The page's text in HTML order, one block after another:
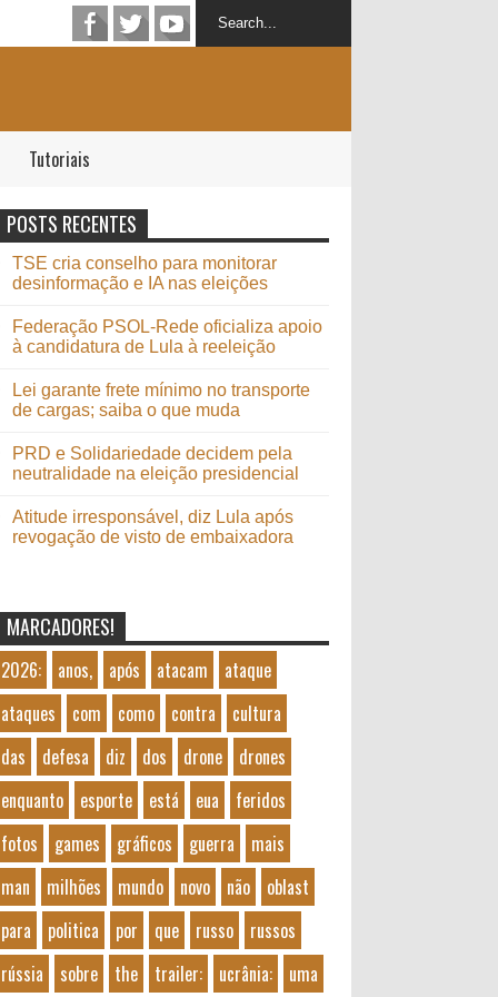
Tutoriais
POSTS RECENTES
TSE cria conselho para monitorar
desinformação e IA nas eleições
Federação PSOL-Rede oficializa apoio
à candidatura de Lula à reeleição
Lei garante frete mínimo no transporte
de cargas; saiba o que muda
PRD e Solidariedade decidem pela
neutralidade na eleição presidencial
Atitude irresponsável, diz Lula após
revogação de visto de embaixadora
MARCADORES!
2026: anos, após atacam
ataque
ataques
com como contra
cultura
das
defesa diz dos drone
drones
enquanto
esporte está eua
feridos
fotos
games gráficos guerra
mais
man
milhões mundo novo não
oblast
para
politica por que russo
russos
rússia
sobre the trailer: ucrânia:
uma